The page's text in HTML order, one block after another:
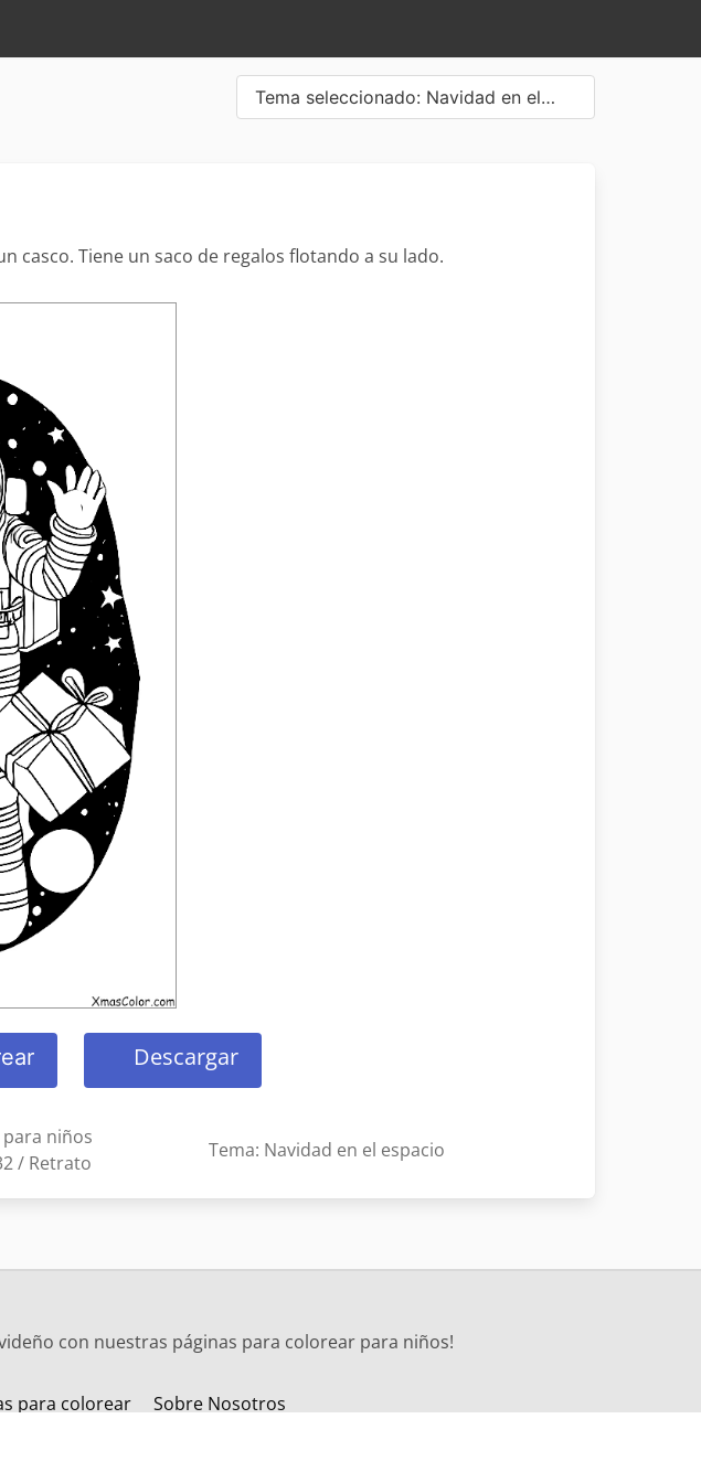
Tema seleccionado: Navidad en el…
casco. Tiene un saco de regalos flotando a su lado.
Descargar
niños
/ Retrato
Tema: Navidad en el espacio
con nuestras páginas para colorear para niños!
para colorear Sobre Nosotros